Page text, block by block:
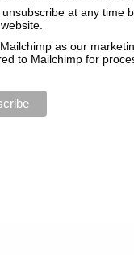
unsubscribe at any time
as our
to Mailchimp for